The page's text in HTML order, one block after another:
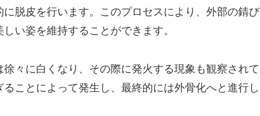
脱皮を行います。このプロセスにより、外部の錆び
い姿を維持することができます。
々に白くなり、その際に発火する現象も観察されて
ことによって発生し、最終的には外骨化へと進行し